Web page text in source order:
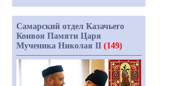
Самарский отдел Казачьего
Конвоя Памяти Царя
Мученика Николая II (149)